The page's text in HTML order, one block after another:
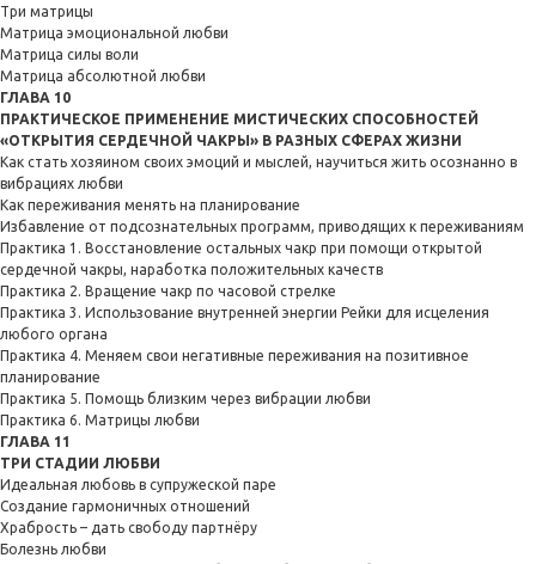
Три матрицы
Матрица эмоциональной любви
Матрица силы воли
Матрица абсолютной любви
ГЛАВА 10
ПРАКТИЧЕСКОЕ ПРИМЕНЕНИЕ МИСТИЧЕСКИХ СПОСОБНОСТЕЙ
«ОТКРЫТИЯ СЕРДЕЧНОЙ ЧАКРЫ» В РАЗНЫХ СФЕРАХ ЖИЗНИ
Как стать хозяином своих эмоций и мыслей, научиться жить осознанно в
вибрациях любви
Как переживания менять на планирование
Избавление от подсознательных программ, приводящих к переживаниям
Практика 1. Восстановление остальных чакр при помощи открытой
сердечной чакры, наработка положительных качеств
Практика 2. Вращение чакр по часовой стрелке
Практика 3. Использование внутренней энергии Рейки для исцеления
любого органа
Практика 4. Меняем свои негативные переживания на позитивное
планирование
Практика 5. Помощь близким через вибрации любви
Практика 6. Матрицы любви
ГЛАВА 11
ТРИ СТАДИИ ЛЮБВИ
Идеальная любовь в супружеской паре
Создание гармоничных отношений
Храбрость – дать свободу партнёру
Болезнь любви